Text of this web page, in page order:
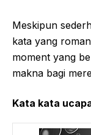
Meskipun
kata yang
moment yang
makna bagi
Kata kata